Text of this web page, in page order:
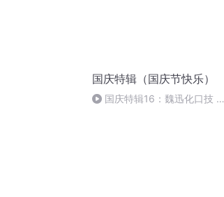
国庆特辑（国庆节快乐）
国庆特辑16：魏迅化口技 二